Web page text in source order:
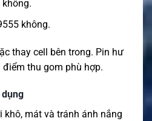
không.
thay cell bên trong. Pin hư
thu gom phù hợp.
mát và tránh ánh nắng